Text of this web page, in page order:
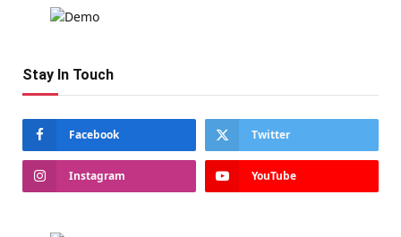
Stay In Touch
Facebook Twitter
Instagram YouTube